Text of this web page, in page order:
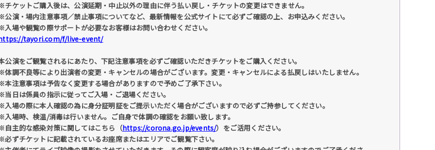
チケットご購入後は、公演延期・中止以外の理由に伴う払い戻し・チケットの変更はできません。
公演・場内注意事項／禁止事項についてなど、最新情報を公式サイトにて必ずご確認の上、お申込みください。
入場や観覧の際サポートが必要なお客様はお問い合わせください。
tayori.com/f/live-event/
公演をご観覧されるにあたり、下記注意事項を必ずご確認いただきチケットをご購入ください。
体調不良等により出演者の変更・キャンセルの場合がございます。変更・キャンセルによる払戻しはいたしません。
本注意事項は予告なく変更する場合がありますので予めご了承下さい。
当日は係員の指示に従ってご入場・ご退場ください。
入場の際に本人確認の為に身分証明証をご提示いただく場合がございますので必ずご持参してください。
入場時、検温/消毒は行いません。ご自身で体調の確認をお願い致します。
自主的な感染対策に関してはこちら（https://corona.go.jp/events/）をご活用ください。
必ずチケットに記載されているお座席またはエリアでご観覧下さい。